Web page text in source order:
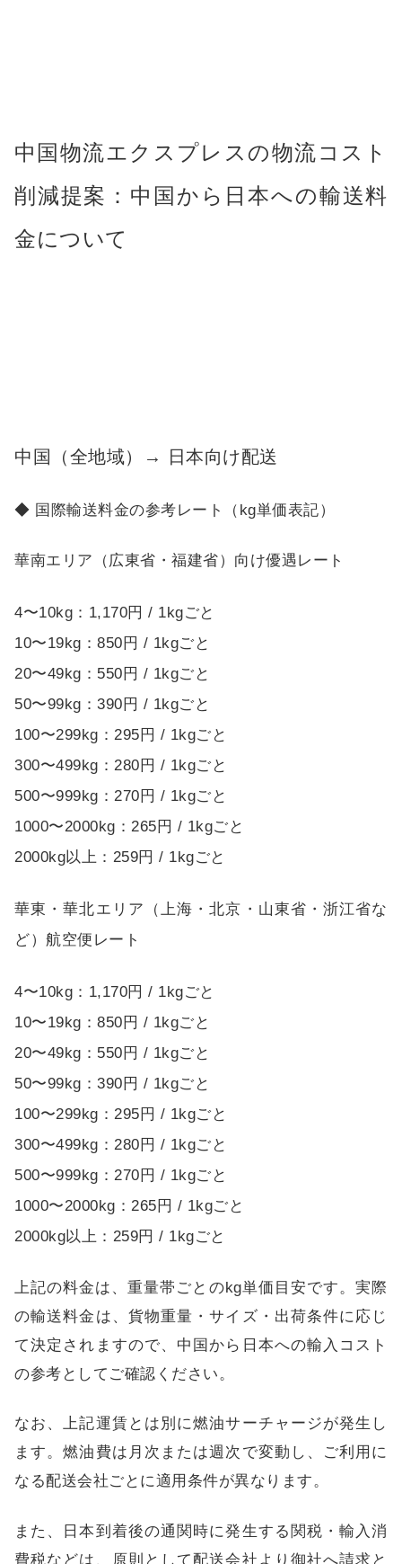
中国物流エクスプレスの物流コスト
削減提案：中国から日本への輸送料
金について
中国（全地域）→ 日本向け配送
◆ 国際輸送料金の参考レート（kg単価表記）
華南エリア（広東省・福建省）向け優遇レート
4〜10kg：1,170円 / 1kgごと
10〜19kg：850円 / 1kgごと
20〜49kg：550円 / 1kgごと
50〜99kg：390円 / 1kgごと
100〜299kg：295円 / 1kgごと
300〜499kg：280円 / 1kgごと
500〜999kg：270円 / 1kgごと
1000〜2000kg：265円 / 1kgごと
2000kg以上：259円 / 1kgごと
華東・華北エリア（上海・北京・山東省・浙江省な
ど）航空便レート
4〜10kg：1,170円 / 1kgごと
10〜19kg：850円 / 1kgごと
20〜49kg：550円 / 1kgごと
50〜99kg：390円 / 1kgごと
100〜299kg：295円 / 1kgごと
300〜499kg：280円 / 1kgごと
500〜999kg：270円 / 1kgごと
1000〜2000kg：265円 / 1kgごと
2000kg以上：259円 / 1kgごと
上記の料金は、重量帯ごとのkg単価目安です。実際
の輸送料金は、貨物重量・サイズ・出荷条件に応じ
て決定されますので、中国から日本への輸入コスト
の参考としてご確認ください。
なお、上記運賃とは別に燃油サーチャージが発生し
ます。燃油費は月次または週次で変動し、ご利用に
なる配送会社ごとに適用条件が異なります。
また、日本到着後の通関時に発生する関税・輸入消
費税などは、原則として配送会社より御社へ請求と